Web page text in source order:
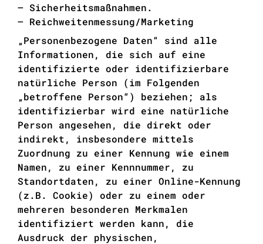
– Sicherheitsmaßnahmen.
– Reichweitenmessung/Marketing
„Personenbezogene Daten“ sind alle
Informationen, die sich auf eine
identifizierte oder identifizierbare
natürliche Person (im Folgenden
„betroffene Person“) beziehen; als
identifizierbar wird eine natürliche
Person angesehen, die direkt oder
indirekt, insbesondere mittels
Zuordnung zu einer Kennung wie einem
Namen, zu einer Kennnummer, zu
Standortdaten, zu einer Online-Kennung
(z.B. Cookie) oder zu einem oder
mehreren besonderen Merkmalen
identifiziert werden kann, die
Ausdruck der physischen,